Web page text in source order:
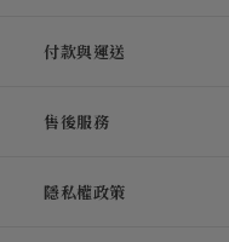
付款與運送
售後服務
隱私權政策